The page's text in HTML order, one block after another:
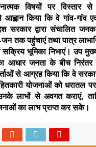
विषयों पर विस्तार
आह्वान किया कि वे गांव-गांव
सरकार द्वारा संचालित
तक पहुंचाएं तथा पात्र
सक्रिय भूमिका निभाएं। उप
आधार जनता के बीच निरंतर
से आग्रह किया कि वे
योजनाओं को धरातल
लाभों से अवगत कराएं,
का लाभ प्राप्त कर सके।